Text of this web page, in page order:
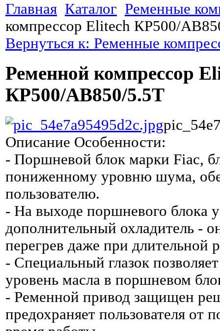
Главная Каталог Ременные
компрессор Elitech КР500/
Вернуться к: Ременные
Ременной компрессор
КР500/AB850/5.5Т
Описание Особенности:
- Поршневой блок марки Fiac,
пониженному уровню шума,
пользователю.
- На выходе поршневого блока
дополнительный охладитель -
перегрев даже при длительной
- Специальный глазок
уровень масла в поршневом
- Ременной привод защищен
предохраняет пользователя от